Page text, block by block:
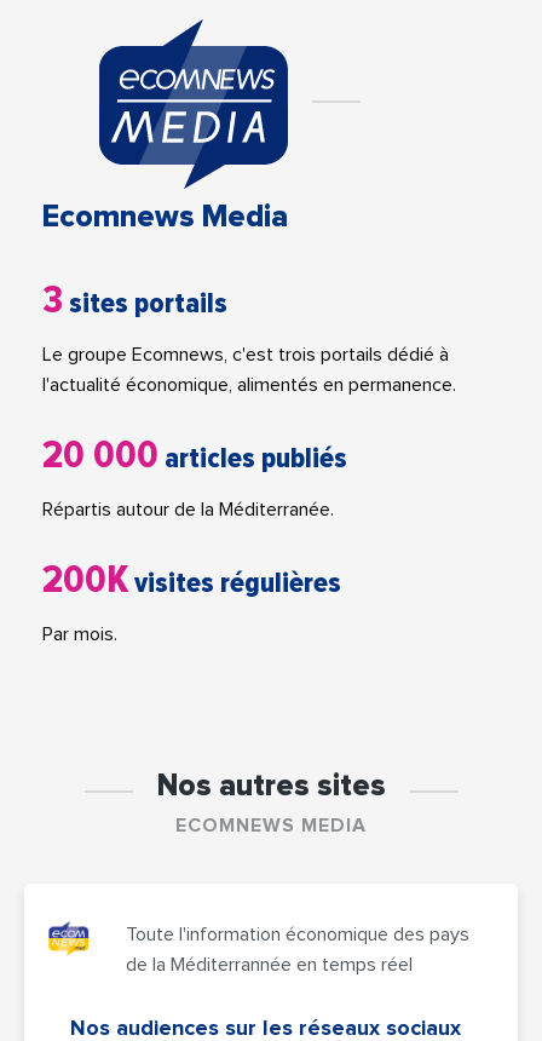
Ecomnews Media
3 sites portails
Le groupe Ecomnews, c'est trois portails dédié à
l'actualité économique, alimentés en permanence.
20 000 articles publiés
Répartis autour de la Méditerranée.
200Kvisites régulières
Par mois.
Nos autres sites
ECOMNEWS MEDIA
Toute l'information économique des pays
de la Méditerrannée en temps réel
Nos audiences sur les réseaux sociaux